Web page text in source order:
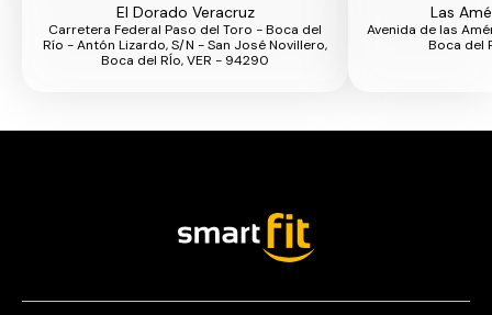
El Dorado Veracruz
Carretera Federal Paso del Toro - Boca del
Río - Antón Lizardo, S/N - San José Novillero,
Boca del RÍo, VER - 94290
Las
Avenida de las
Boca del